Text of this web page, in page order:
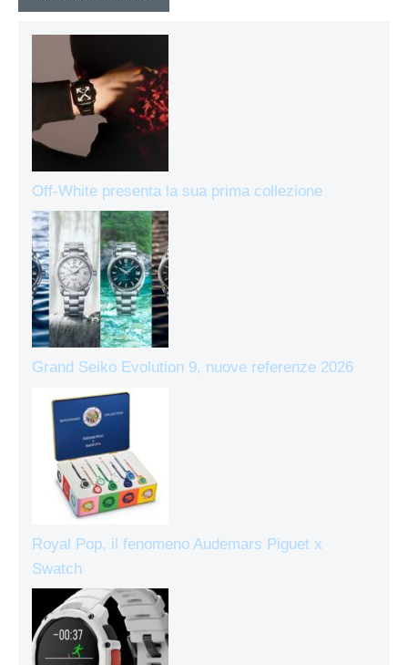
Off-White presenta la sua prima collezione
Grand Seiko Evolution 9, nuove referenze 2026
Royal Pop, il fenomeno Audemars Piguet x
Swatch